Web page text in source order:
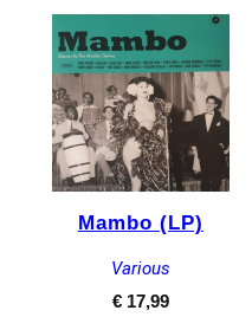
Mambo (LP)
Various
€17,99